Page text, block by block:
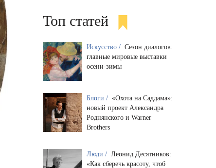
Топ статей
Искусство / Сезон диалогов:
главные мировые выставки
осени-зимы
Блоги / «Охота на Саддама»:
новый проект Александра
Роднянского и Warner
Brothers
Люди / Леонид Десятников:
«Как сберечь красоту, чтоб